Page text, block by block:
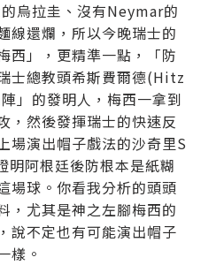
烏拉圭、沒有Neymar的
線還爛，所以今晚瑞士的
西」，更精準一點，「防
士總教頭希斯費爾德(Hitz
」的發明人，梅西一拿到
，然後發揮瑞士的快速反
場演出帽子戲法的沙奇里S
阿根廷後防根本是紙糊
場球。你看我分析的頭頭
，尤其是神之左腳梅西的
說不定也有可能演出帽子
樣。